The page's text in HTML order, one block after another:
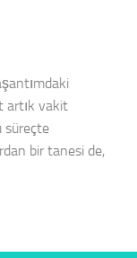
artık vakit
süreçte
bir tanesi de,